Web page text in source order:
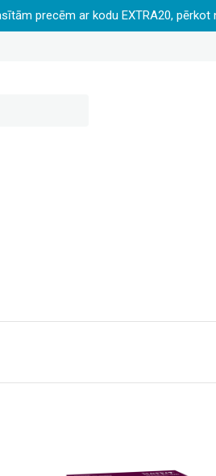
precēm ar kodu EXTRA20, pērkot